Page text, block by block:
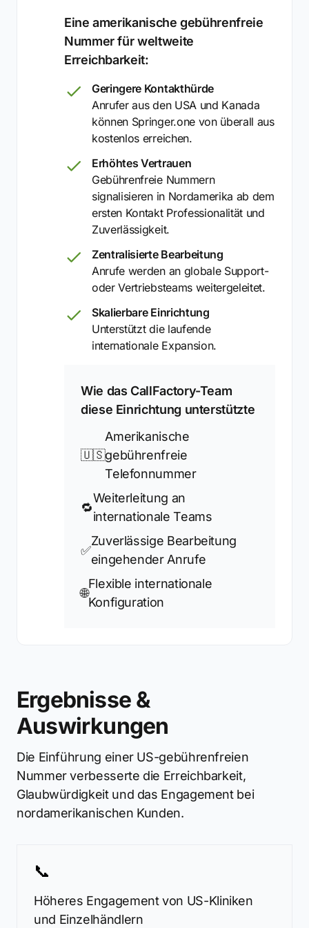
Eine amerikanische gebührenfreie
Nummer für weltweite
Erreichbarkeit:
Geringere Kontakthürde
Anrufer aus den USA und Kanada
können Springer.one von überall aus
kostenlos erreichen.
Erhöhtes Vertrauen
Gebührenfreie Nummern
signalisieren in Nordamerika ab dem
ersten Kontakt Professionalität und
Zuverlässigkeit.
Zentralisierte Bearbeitung
Anrufe werden an globale Support-
oder Vertriebsteams weitergeleitet.
Skalierbare Einrichtung
Unterstützt die laufende
internationale Expansion.
Wie das CallFactory-Team
diese Einrichtung unterstützte
🇺🇸
Amerikanische
gebührenfreie
Telefonnummer
🔁
Weiterleitung an
internationale Teams
✅
Zuverlässige Bearbeitung
eingehender Anrufe
🌐
Flexible internationale
Konfiguration
Ergebnisse &
Auswirkungen
Die Einführung einer US-gebührenfreien
Nummer verbesserte die Erreichbarkeit,
Glaubwürdigkeit und das Engagement bei
nordamerikanischen Kunden.
📞
Höheres Engagement von US-Kliniken
und Einzelhändlern